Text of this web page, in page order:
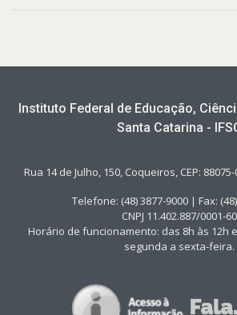
Instituto Federal de Educação,
Santa Catarina -
Rua 14 de Julho, 150, Coqueiros, CEP:
Telefone: (48) 3877-9000 | Fax:
CNPJ 11.402.887/0001-60
Horário de funcionamento: das 8h às 12h
segunda a sexta-feira.